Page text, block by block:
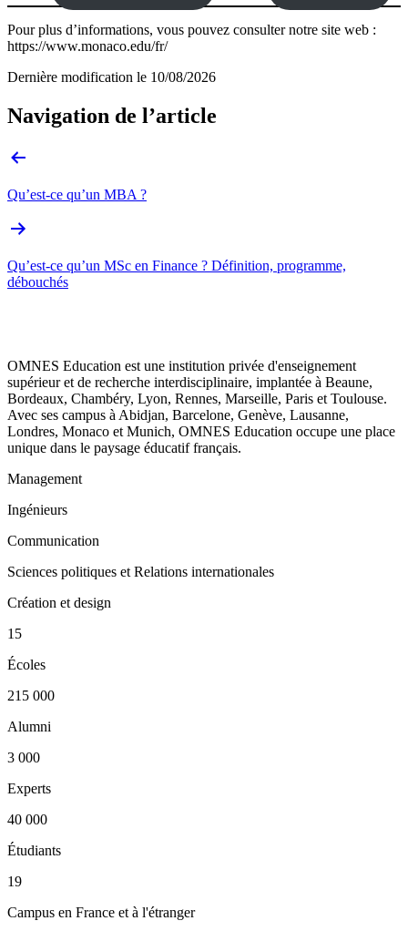
Pour plus d’informations, vous pouvez consulter notre site web :
https://www.monaco.edu/fr/
Dernière modification le 10/08/2026
Navigation de l’article
Qu’est-ce qu’un MBA ?
Qu’est-ce qu’un MSc en Finance ? Définition, programme,
débouchés
OMNES Education est une institution privée d'enseignement
supérieur et de recherche interdisciplinaire, implantée à Beaune,
Bordeaux, Chambéry, Lyon, Rennes, Marseille, Paris et Toulouse.
Avec ses campus à Abidjan, Barcelone, Genève, Lausanne,
Londres, Monaco et Munich, OMNES Education occupe une place
unique dans le paysage éducatif français.
Management
Ingénieurs
Communication
Sciences politiques et Relations internationales
Création et design
15
Écoles
215 000
Alumni
3 000
Experts
40 000
Étudiants
19
Campus en France et à l'étranger